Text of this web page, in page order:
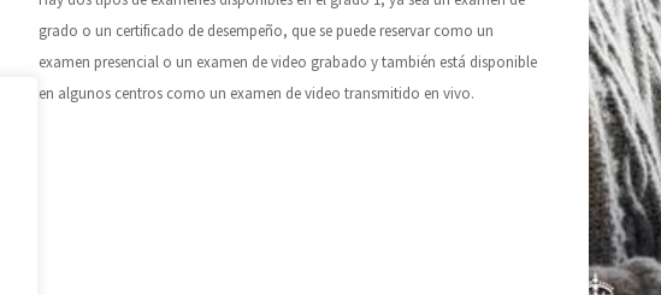
grado o un certificado de desempeño, que se puede reservar como un
examen presencial o un examen de video grabado y también está disponible
en algunos centros como un examen de video transmitido en vivo.